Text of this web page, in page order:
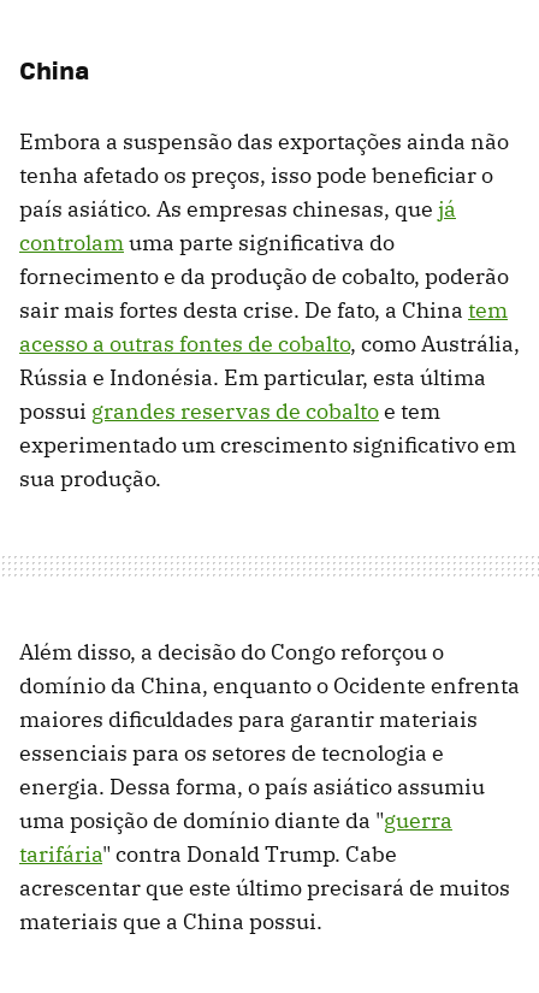
China
Embora a suspensão das exportações ainda não
tenha afetado os preços, isso pode beneficiar o
país asiático. As empresas chinesas, que já
controlamuma parte significativa do
fornecimento e da produção de cobalto, poderão
sair mais fortes desta crise. De fato, a China tem
acesso a outras fontes de cobalto, como Austrália,
Rússia e Indonésia. Em particular, esta última
possui grandes reservas de cobaltoe tem
experimentado um crescimento significativo em
sua produção.
Além disso, a decisão do Congo reforçou o
domínio da China, enquanto o Ocidente enfrenta
maiores dificuldades para garantir materiais
essenciais para os setores de tecnologia e
energia. Dessa forma, o país asiático assumiu
uma posição de domínio diante da "guerra
tarifária" contra Donald Trump. Cabe
acrescentar que este último precisará de muitos
materiais que a China possui.